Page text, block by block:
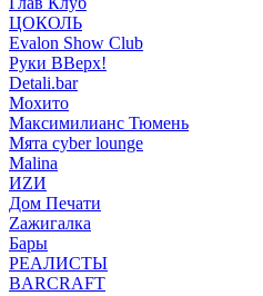
ЦОКОЛЬ
Evalon Show Club
Руки ВВерх!
Detali.bar
Мохито
Максимилианс Тюмень
Мята cyber lounge
Malina
ИZИ
Дом Печати
Zажигалка
Бары
РЕАЛИСТЫ
BARCRAFT